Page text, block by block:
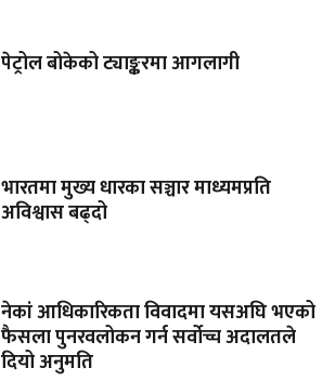
पेट्रोल बोकेको ट्याङ्करमा आगलागी
भारतमा मुख्य धारका सञ्चार माध्यमप्रति
अविश्वास बढ्दो
नेकां आधिकारिकता विवादमा यसअघि भएको
फैसला पुनरवलोकन गर्न सर्वोच्च अदालतले
दियो अनुमति